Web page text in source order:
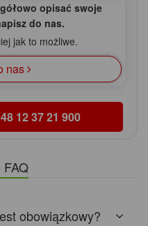
opisać swoje
do nas.
jak to możliwe.
nas
12 37 21 900
obowiązkowy?